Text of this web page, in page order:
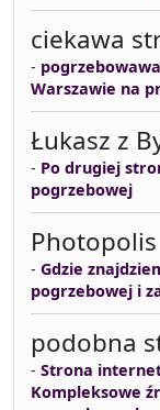
ciekawa
-
Warszawie na
Łukasz z
- Po drugiej
pogrzebowej
Photopolis
- Gdzie
pogrzebowej i
podobna
- Strona
Kompleksowe